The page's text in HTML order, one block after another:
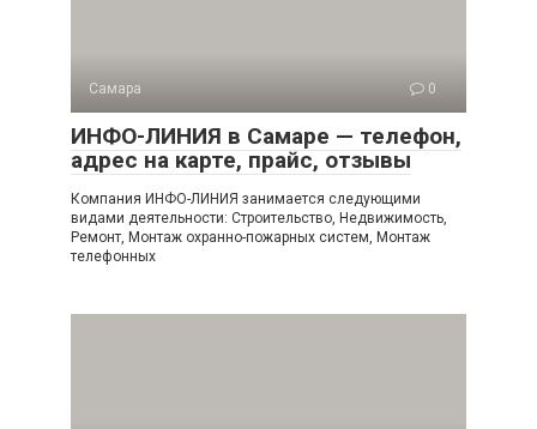
Самара 0
ИНФО-ЛИНИЯ в Самаре — телефон,
адрес на карте, прайс, отзывы
Компания ИНФО-ЛИНИЯ занимается следующими
видами деятельности: Строительство, Недвижимость,
Ремонт, Монтаж охранно-пожарных систем, Монтаж
телефонных